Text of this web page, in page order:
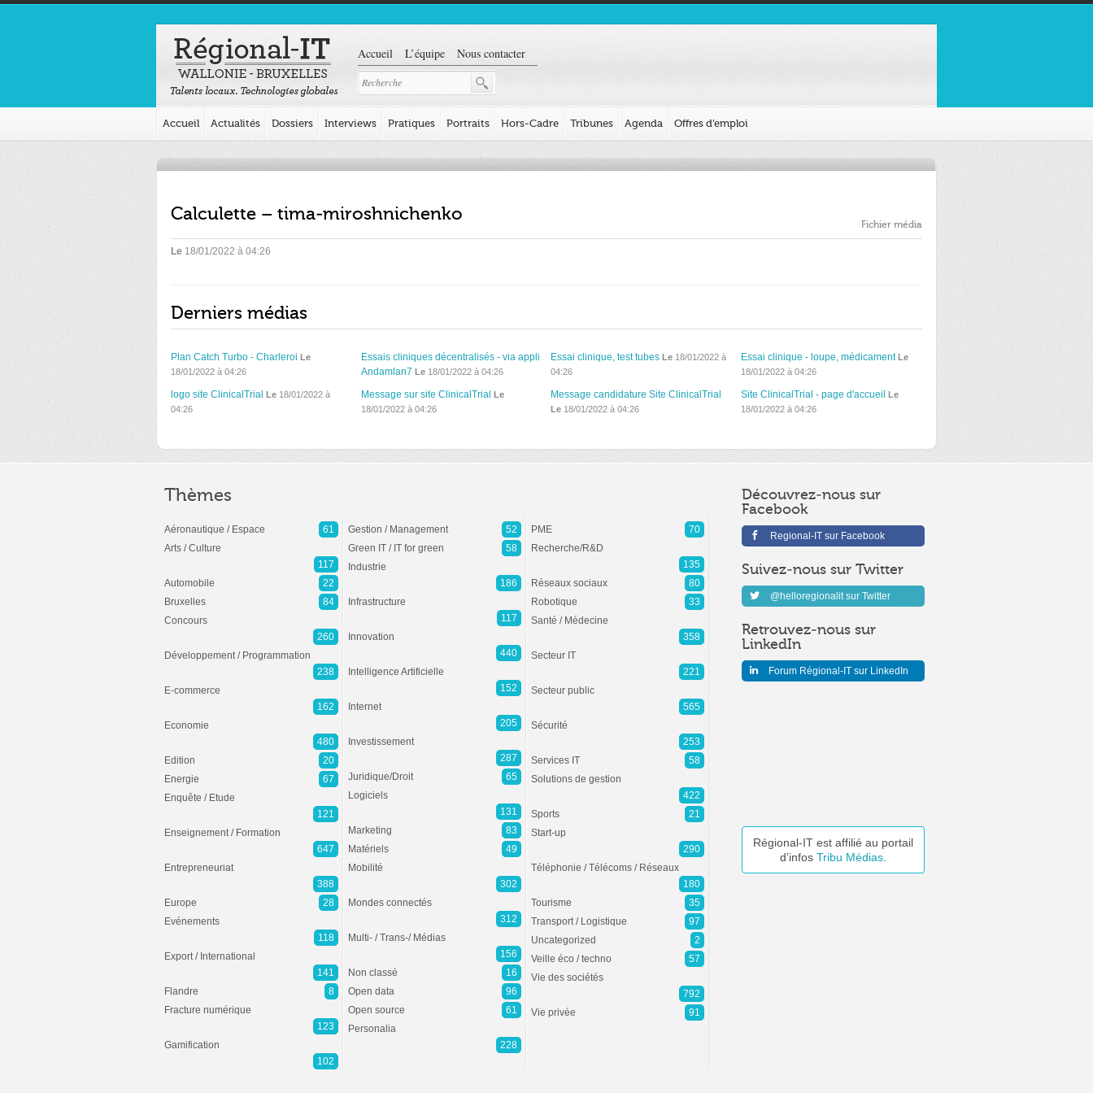
Accueil L’équipe Nous contacter
Accueil Actualités Dossiers Interviews Pratiques Portraits Hors-Cadre Tribunes Agenda Offres d’emploi
Calculette – tima-miroshnichenko Fichier média
Le 18/01/2022 à 04:26
Derniers médias
Plan Catch Turbo - Charleroi Le
18/01/2022 à 04:26
Essais cliniques décentralisés - via appli
Andamlan7 Le18/01/2022 à 04:26
Essai clinique, test tubes Le 18/01/2022 à
04:26
Essai clinique - loupe, médicament Le
18/01/2022 à 04:26
logo site ClinicalTrial Le 18/01/2022 à
04:26
Message sur site ClinicalTrial Le
18/01/2022 à 04:26
Message candidature Site ClinicalTrial
Le 18/01/2022 à 04:26
Site ClinicalTrial - page d'accueil Le
18/01/2022 à 04:26
Découvrez-nous sur
Facebook
Regional-IT sur Facebook
Suivez-nous sur Twitter
@helloregionalit sur Twitter
Retrouvez-nous sur
LinkedIn
Forum Régional-IT sur LinkedIn
Régional-IT est affilié au portail
d’infos Tribu Médias
Thèmes
Aéronautique / Espace
61
Arts / Culture
117
Automobile
22
Bruxelles
84
Concours
260
Développement / Programmation
238
E-commerce
162
Economie
480
Edition
20
Energie
67
Enquête / Etude
121
Enseignement / Formation
647
Entrepreneuriat
388
Europe
28
Evénements
118
Export / International
141
Flandre
8
Fracture numérique
123
Gamification
102
Gestion / Management
52
Green IT / IT for green
58
Industrie
186
Infrastructure
117
Innovation
440
Intelligence Artificielle
152
Internet
205
Investissement
287
Juridique/Droit
65
Logiciels
131
Marketing
83
Matériels
49
Mobilité
302
Mondes connectés
312
Multi- / Trans-/ Médias
156
Non classé
16
Open data
96
Open source
61
Personalia
228
PME
70
Recherche/R&D
135
Réseaux sociaux
80
Robotique
33
Santé / Médecine
358
Secteur IT
221
Secteur public
565
Sécurité
253
Services IT
58
Solutions de gestion
422
Sports
21
Start-up
290
Téléphonie / Télécoms / Réseaux
180
Tourisme
35
Transport / Logistique
97
Uncategorized
2
Veille éco / techno
57
Vie des sociétés
792
Vie privée
91